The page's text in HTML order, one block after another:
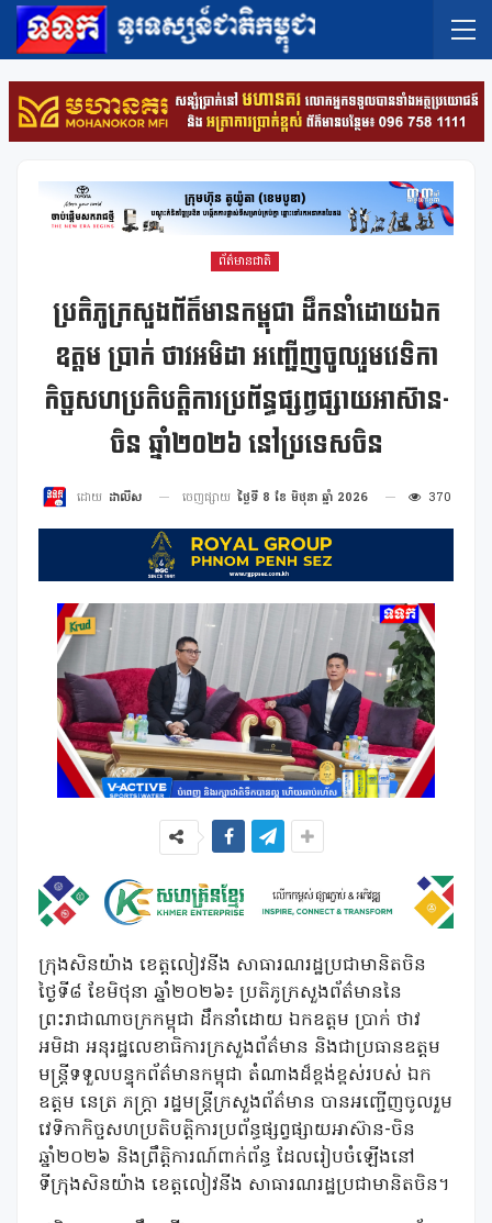
ព័ត៌មានជាតិ
ប្រតិភូក្រសួងព័ត៌មានកម្ពុជា ដឹកនាំដោយឯក
ឧត្តម ប្រាក់ ថាវអមិដា អញ្ជើញចូលរួមវេទិកា
កិច្ចសហប្រតិបត្តិការប្រព័ន្ធផ្សព្វផ្សាយអាស៊ាន-
ចិន ឆ្នាំ២០២៦ នៅប្រទេសចិន
ដោយ ដាលីស ចេញផ្សាយ ថ្ងៃទី 8 ខែ មិថុនា ឆ្នាំ 2026 370
ក្រុងសិនយ៉ាង ខេត្តលៀវនីង សាធារណរដ្ឋប្រជាមានិតចិន
ថ្ងៃទី៨ ខែមិថុនា ឆ្នាំ២០២៦៖ ប្រតិភូក្រសួងព័ត៌មាននៃ
ព្រះរាជាណាចក្រកម្ពុជា ដឹកនាំដោយ ឯកឧត្តម ប្រាក់ ថាវ
អមិដា អនុរដ្ឋលេខាធិការក្រសួងព័ត៌មាន និងជាប្រធានឧត្តម
មន្ត្រីទទួលបន្ទុកព័ត៌មានកម្ពុជា តំណាងដ៏ខ្ពង់ខ្ពស់របស់ ឯក
ឧត្តម នេត្រ ភក្ត្រា រដ្ឋមន្ត្រីក្រសួងព័ត៌មាន បានអញ្ជើញចូលរួម
វេទិកាកិច្ចសហប្រតិបត្តិការប្រព័ន្ធផ្សព្វផ្សាយអាស៊ាន-ចិន
ឆ្នាំ២០២៦ និងព្រឹត្តិការណ៍ពាក់ព័ន្ធ ដែលរៀបចំឡើងនៅ
ទីក្រុងសិនយ៉ាង ខេត្តលៀវនីង សាធារណរដ្ឋប្រជាមានិតចិន។